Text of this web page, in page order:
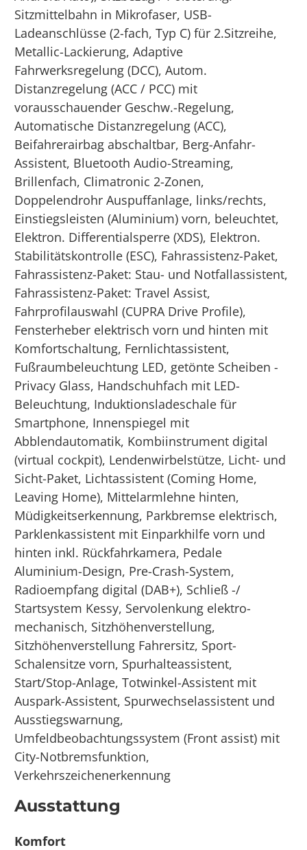
Sitzmittelbahn in Mikrofaser, USB-
Ladeanschlüsse (2-fach, Typ C) für 2.Sitzreihe,
Metallic-Lackierung, Adaptive
Fahrwerksregelung (DCC), Autom.
Distanzregelung (ACC / PCC) mit
vorausschauender Geschw.-Regelung,
Automatische Distanzregelung (ACC),
Beifahrerairbag abschaltbar, Berg-Anfahr-
Assistent, Bluetooth Audio-Streaming,
Brillenfach, Climatronic 2-Zonen,
Doppelendrohr Auspuffanlage, links/rechts,
Einstiegsleisten (Aluminium) vorn, beleuchtet,
Elektron. Differentialsperre (XDS), Elektron.
Stabilitätskontrolle (ESC), Fahrassistenz-Paket,
Fahrassistenz-Paket: Stau- und Notfallassistent,
Fahrassistenz-Paket: Travel Assist,
Fahrprofilauswahl (CUPRA Drive Profile),
Fensterheber elektrisch vorn und hinten mit
Komfortschaltung, Fernlichtassistent,
Fußraumbeleuchtung LED, getönte Scheiben -
Privacy Glass, Handschuhfach mit LED-
Beleuchtung, Induktionsladeschale für
Smartphone, Innenspiegel mit
Abblendautomatik, Kombiinstrument digital
(virtual cockpit), Lendenwirbelstütze, Licht- und
Sicht-Paket, Lichtassistent (Coming Home,
Leaving Home), Mittelarmlehne hinten,
Müdigkeitserkennung, Parkbremse elektrisch,
Parklenkassistent mit Einparkhilfe vorn und
hinten inkl. Rückfahrkamera, Pedale
Aluminium-Design, Pre-Crash-System,
Radioempfang digital (DAB+), Schließ -/
Startsystem Kessy, Servolenkung elektro-
mechanisch, Sitzhöhenverstellung,
Sitzhöhenverstellung Fahrersitz, Sport-
Schalensitze vorn, Spurhalteassistent,
Start/Stop-Anlage, Totwinkel-Assistent mit
Auspark-Assistent, Spurwechselassistent und
Ausstiegswarnung,
Umfeldbeobachtungssystem (Front assist) mit
City-Notbremsfunktion,
Verkehrszeichenerkennung
Ausstattung
Komfort